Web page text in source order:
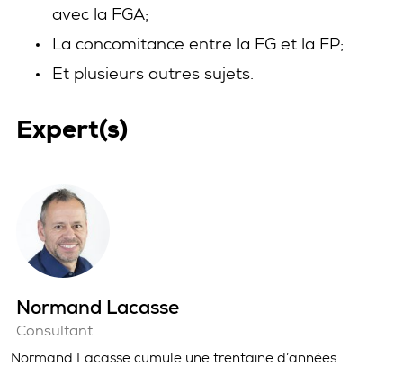
avec la FGA;
La concomitance entre la FG et la FP;
Et plusieurs autres sujets.
Expert(s)
Normand Lacasse
Consultant
Normand Lacasse cumule une trentaine d’années